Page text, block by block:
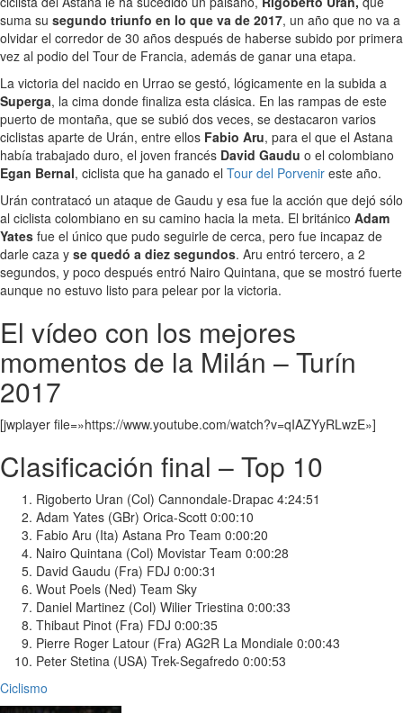
suma su segundo triunfo en lo que va de 2017, un año que no va a
olvidar el corredor de 30 años después de haberse subido por primera
vez al podio del Tour de Francia, además de ganar una etapa.
La victoria del nacido en Urrao se gestó, lógicamente en la subida a
Superga, la cima donde finaliza esta clásica. En las rampas de este
puerto de montaña, que se subió dos veces, se destacaron varios
ciclistas aparte de Urán, entre ellos Fabio Aru, para el que el Astana
había trabajado duro, el joven francés David Gaudu o el colombiano
Egan Bernal, ciclista que ha ganado el Tour del Porvenir este año.
Urán contratacó un ataque de Gaudu y esa fue la acción que dejó sólo
al ciclista colombiano en su camino hacia la meta. El británico Adam
Yates fue el único que pudo seguirle de cerca, pero fue incapaz de
darle caza y se quedó a diez segundos. Aru entró tercero, a 2
segundos, y poco después entró Nairo Quintana, que se mostró fuerte
aunque no estuvo listo para pelear por la victoria.
El vídeo con los mejores
momentos de la Milán – Turín
2017
[jwplayer file=»https://www.youtube.com/watch?v=qIAZYyRLwzE»]
Clasificación final – Top 10
Rigoberto Uran (Col) Cannondale-Drapac 4:24:51
Adam Yates (GBr) Orica-Scott 0:00:10
Fabio Aru (Ita) Astana Pro Team 0:00:20
Nairo Quintana (Col) Movistar Team 0:00:28
David Gaudu (Fra) FDJ 0:00:31
Wout Poels (Ned) Team Sky
Daniel Martinez (Col) Wilier Triestina 0:00:33
Thibaut Pinot (Fra) FDJ 0:00:35
Pierre Roger Latour (Fra) AG2R La Mondiale 0:00:43
Peter Stetina (USA) Trek-Segafredo 0:00:53
Ciclismo